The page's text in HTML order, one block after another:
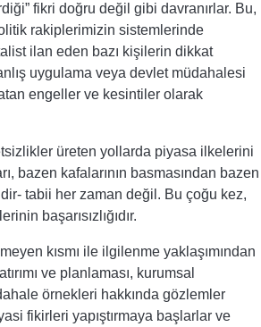
fikri doğru değil gibi davranırlar. Bu,
rakiplerimizin sistemlerinde
ilan eden bazı kişilerin dikkat
uygulama veya devlet müdahalesi
engeller ve kesintiler olarak
üreten yollarda piyasa ilkelerini
bazen kafalarının basmasından bazen
tabii her zaman değil. Bu çoğu kez,
başarısızlığıdır.
kısmı ile ilgilenme yaklaşımından
ve planlaması, kurumsal
örnekleri hakkında gözlemler
fikirleri yapıştırmaya başlarlar ve